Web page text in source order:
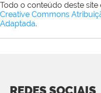
Todo o conteúdo deste
Creative Commons
Adaptada.